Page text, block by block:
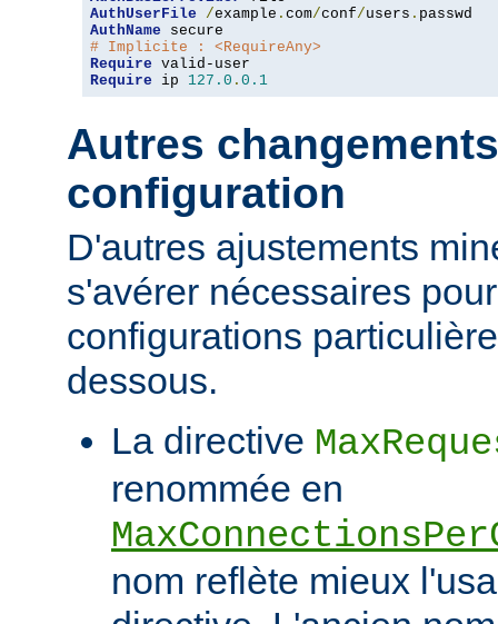
AuthUserFile
/example . com/conf/users .
AuthName
# Implicite : <RequireAny>
Require
Require ip 127.0 . 0.1
Autres
configuration
D'autres ajustements
s'avérer nécessaires
configurations
dessous.
La directive
renommée en
nom reflète mieux